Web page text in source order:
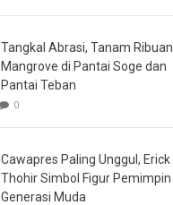
Tangkal Abrasi, Tanam Ribuan
Mangrove di Pantai Soge dan
Pantai Teban
0
Cawapres Paling Unggul, Erick
Thohir Simbol Figur Pemimpin
Generasi Muda